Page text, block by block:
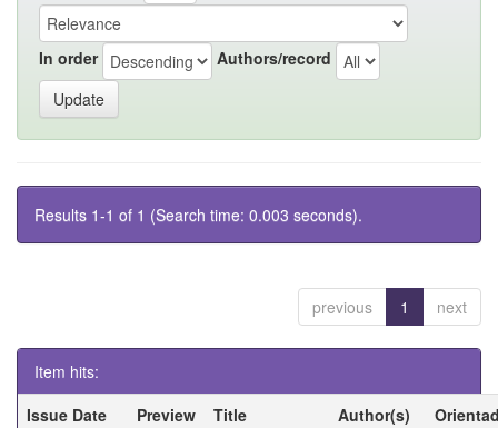
In order Authors/record
Results 1-1 of 1 (Search time: 0.003 seconds).
previous 1 next
Item hits:
Issue Date
Preview Title Author(s)